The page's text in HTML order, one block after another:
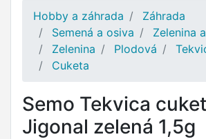
Hobby a záhrada
Záhrada
Semená a osiva
Zelenina
Zelenina
Plodová
Cuketa
Semo Tekvica
Jigonal zelená 1,5g